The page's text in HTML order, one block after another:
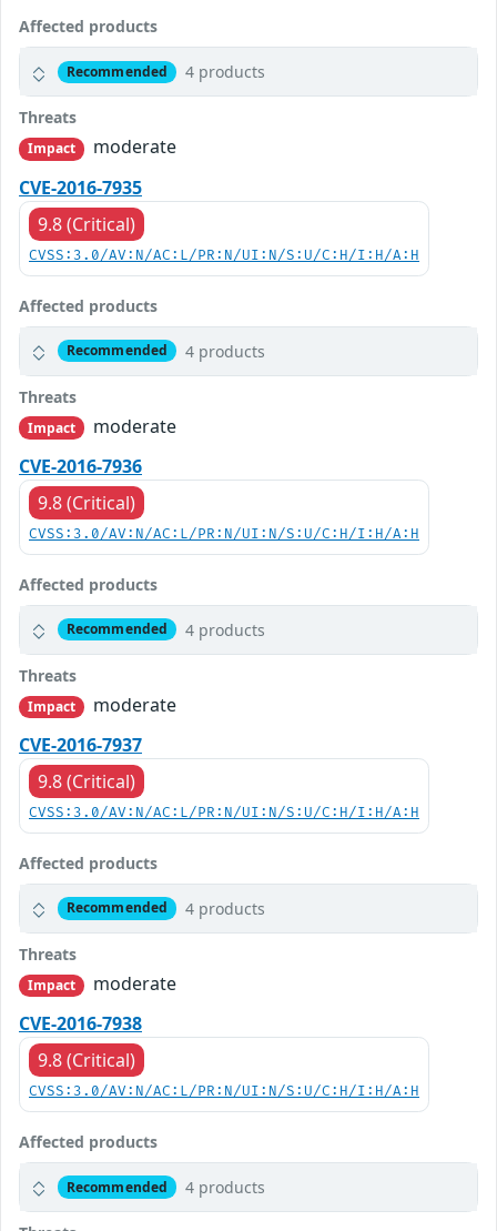
Affected products
Recommended 4 products
Threats
Impact
moderate
CVE-2016-7935
9.8 (Critical)
CVSS:3.0/AV:N/AC:L/PR:N/UI:N/S:U/C:H/I:H/A:H
Affected products
Recommended 4 products
Threats
Impact
moderate
CVE-2016-7936
9.8 (Critical)
CVSS:3.0/AV:N/AC:L/PR:N/UI:N/S:U/C:H/I:H/A:H
Affected products
Recommended 4 products
Threats
Impact
moderate
CVE-2016-7937
9.8 (Critical)
CVSS:3.0/AV:N/AC:L/PR:N/UI:N/S:U/C:H/I:H/A:H
Affected products
Recommended 4 products
Threats
Impact
moderate
CVE-2016-7938
9.8 (Critical)
CVSS:3.0/AV:N/AC:L/PR:N/UI:N/S:U/C:H/I:H/A:H
Affected products
Recommended 4 products